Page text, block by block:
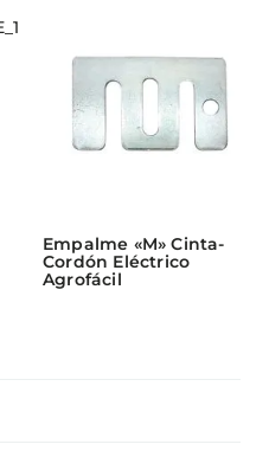
Empalme «M» Cinta-
Cordón Eléctrico
Agrofácil